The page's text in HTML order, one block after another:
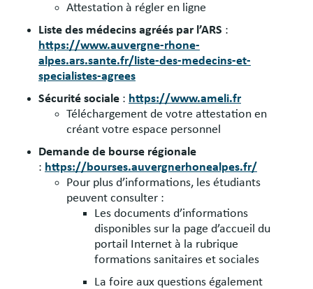
Attestation à régler en ligne
Liste des médecins agréés par l’ARS :
https://www.auvergne-rhone-
alpes.ars.sante.fr/liste-des-medecins-et-
specialistes-agrees
Sécurité sociale : https://www.ameli.fr
Téléchargement de votre attestation en
créant votre espace personnel
Demande de bourse régionale
: https://bourses.auvergnerhonealpes.fr/
Pour plus d’informations, les étudiants
peuvent consulter :
Les documents d’informations
disponibles sur la page d’accueil du
portail Internet à la rubrique
formations sanitaires et sociales
La foire aux questions également